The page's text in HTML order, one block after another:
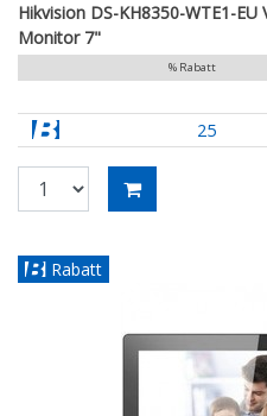
Hikvision DS-KH8350-WTE1-
Monitor 7"
% Rabatt
25
Rabatt